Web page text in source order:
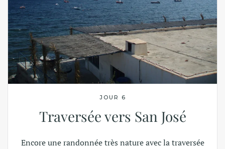
JOUR 6
Traversée vers San José
Encore une randonnée très nature avec la traversée